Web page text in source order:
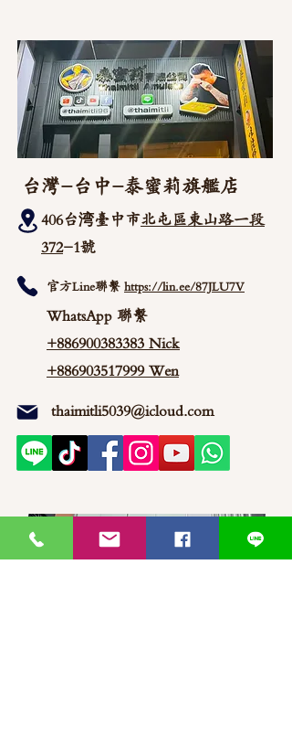
台灣-台中-泰蜜莉旗艦店
406台湾臺中市北屯區東山路一段
372-1號
官方Line聯繫 https://lin.ee/87JLU7V
WhatsApp 聯繫
+886900383383 Nick
+886903517999 Wen
thaimitli5039@icloud.com